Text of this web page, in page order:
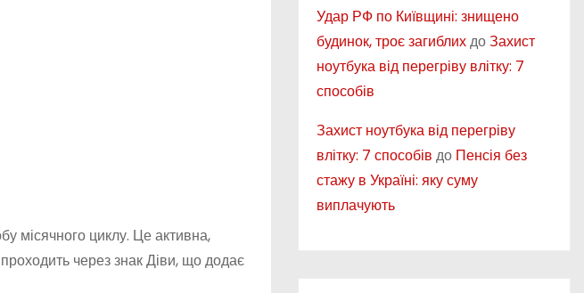
місячного циклу. Це активна,
через знак Діви, що додає
Удар РФ по Київщині: знищено
будинок, троє загиблихдоЗахист
ноутбука від перегріву влітку: 7
способів
Захист ноутбука від перегріву
влітку: 7 способів до Пенсія без
стажу в Україні: яку суму
виплачують